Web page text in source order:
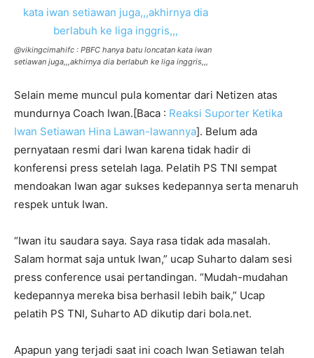
@vikingcimahifc : PBFC hanya batu loncatan kata iwan
setiawan juga,,,akhirnya dia berlabuh ke liga inggris,,,
Selain meme muncul pula komentar dari Netizen atas
mundurnya Coach Iwan.[Baca : Reaksi Suporter Ketika
Iwan Setiawan Hina Lawan-lawannya]. Belum ada
pernyataan resmi dari Iwan karena tidak hadir di
konferensi press setelah laga. Pelatih PS TNI sempat
mendoakan Iwan agar sukses kedepannya serta menaruh
respek untuk Iwan.
“Iwan itu saudara saya. Saya rasa tidak ada masalah.
Salam hormat saja untuk Iwan,” ucap Suharto dalam sesi
press conference usai pertandingan. “Mudah-mudahan
kedepannya mereka bisa berhasil lebih baik,” Ucap
pelatih PS TNI, Suharto AD dikutip dari bola.net.
Apapun yang terjadi saat ini coach Iwan Setiawan telah